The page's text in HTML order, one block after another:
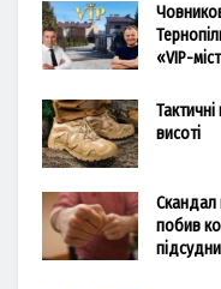
«VIP-
висоті
Скандал
побив